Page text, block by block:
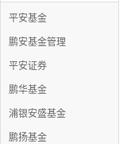
平安基金
鹏安基金管理
平安证券
鹏华基金
浦银安盛基金
鹏扬基金